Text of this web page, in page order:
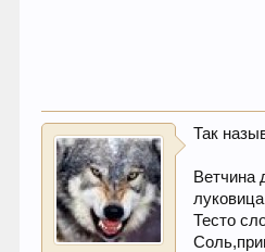
Так
Ветчина
Тесто